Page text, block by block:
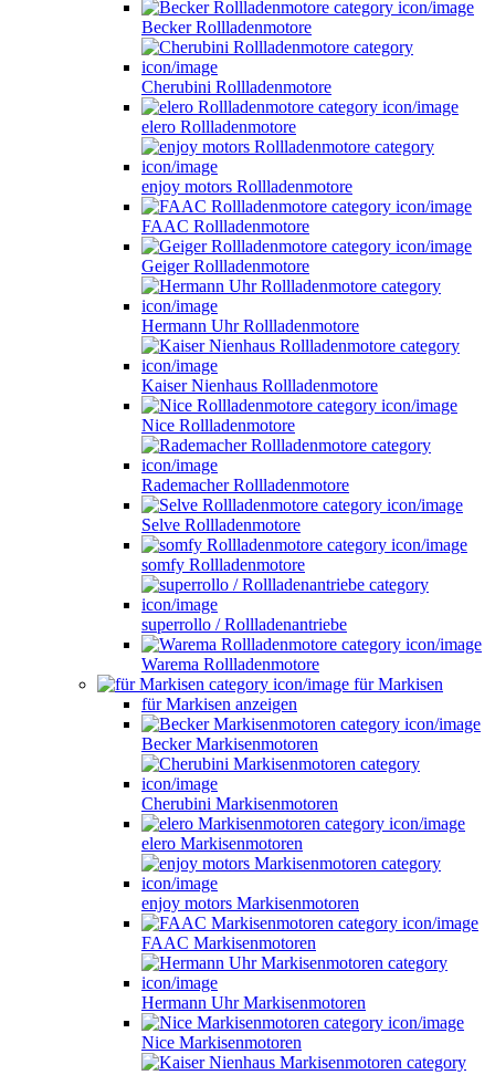
Becker Rollladenmotore
Cherubini Rollladenmotore
elero Rollladenmotore
enjoy motors Rollladenmotore
FAAC Rollladenmotore
Geiger Rollladenmotore
Hermann Uhr Rollladenmotore
Kaiser Nienhaus Rollladenmotore
Nice Rollladenmotore
Rademacher Rollladenmotore
Selve Rollladenmotore
somfy Rollladenmotore
superrollo / Rollladenantriebe
Warema Rollladenmotore
für Markisen
für Markisen anzeigen
Becker Markisenmotoren
Cherubini Markisenmotoren
elero Markisenmotoren
enjoy motors Markisenmotoren
FAAC Markisenmotoren
Hermann Uhr Markisenmotoren
Nice Markisenmotoren